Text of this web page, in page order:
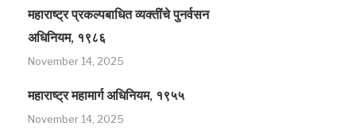
महाराष्ट्र प्रकल्पबाधित व्यक्तींचे पुनर्वसन
अधिनियम, १९८६
November 14, 2025
महाराष्ट्र महामार्ग अधिनियम, १९५५
November 14, 2025